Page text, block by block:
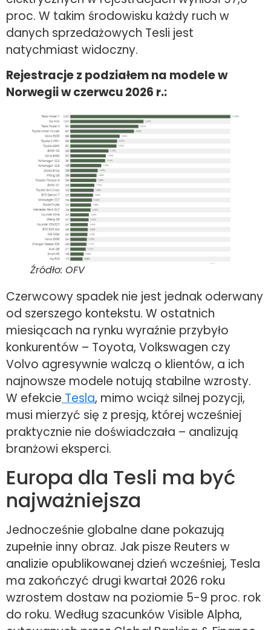
proc. W takim środowisku każdy ruch w
danych sprzedażowych Tesli jest
natychmiast widoczny.
Rejestracje z podziałem na modele w
Norwegii w czerwcu 2026 r.:
Źródło: OFV
Czerwcowy spadek nie jest jednak oderwany
od szerszego kontekstu. W ostatnich
miesiącach na rynku wyraźnie przybyło
konkurentów – Toyota, Volkswagen czy
Volvo agresywnie walczą o klientów, a ich
najnowsze modele notują stabilne wzrosty.
W efekcie Tesla, mimo wciąż silnej pozycji,
musi mierzyć się z presją, której wcześniej
praktycznie nie doświadczała – analizują
branżowi eksperci.
Europa dla Tesli ma być
najważniejsza
Jednocześnie globalne dane pokazują
zupełnie inny obraz. Jak pisze Reuters w
analizie opublikowanej dzień wcześniej, Tesla
ma zakończyć drugi kwartał 2026 roku
wzrostem dostaw na poziomie 5-9 proc. rok
do roku. Według szacunków Visible Alpha,